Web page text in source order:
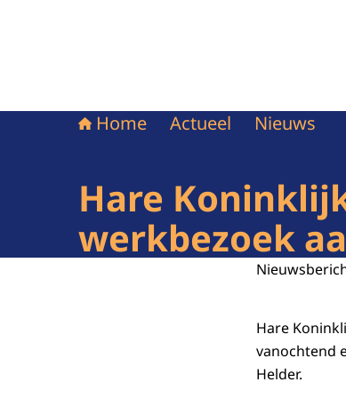
Home Actueel Nieuws
Hare
werkbezoek
Hare
vanochtend
Helder.